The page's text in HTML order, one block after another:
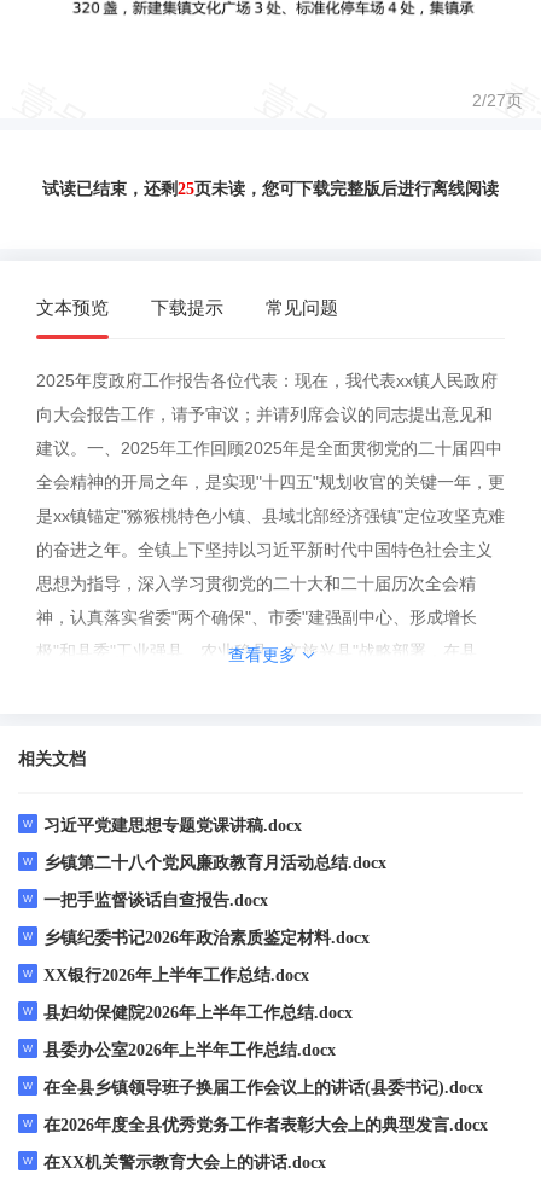
2/27页
试读已结束，还剩25页未读，您可下载完整版后进行离线阅读
文本预览 下载提示 常见问题
2025年度政府工作报告各位代表：现在，我代表xx镇人民政府
向大会报告工作，请予审议；并请列席会议的同志提出意见和
建议。一、2025年工作回顾2025年是全面贯彻党的二十届四中
全会精神的开局之年，是实现"十四五"规划收官的关键一年，更
是xx镇锚定"猕猴桃特色小镇、县域北部经济强镇"定位攻坚克难
的奋进之年。全镇上下坚持以习近平新时代中国特色社会主义
思想为指导，深入学习贯彻党的二十大和二十届历次全会精
神，认真落实省委"两个确保"、市委"建强副中心、形成增长
极"和县委"工业强县、农业稳县、文旅兴县"战略部署，在县
干，全镇经济社会发展呈现"农业优、工业兴、城镇靓、民生
查看更多
相关文档
习近平党建思想专题党课讲稿.docx
乡镇第二十八个党风廉政教育月活动总结.docx
一把手监督谈话自查报告.docx
乡镇纪委书记2026年政治素质鉴定材料.docx
XX银行2026年上半年工作总结.docx
县妇幼保健院2026年上半年工作总结.docx
县委办公室2026年上半年工作总结.docx
在全县乡镇领导班子换届工作会议上的讲话(县委书记).docx
在2026年度全县优秀党务工作者表彰大会上的典型发言.docx
在XX机关警示教育大会上的讲话.docx